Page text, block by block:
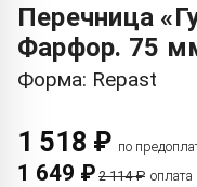
Перечница
Фарфор. 75
Форма: Repast
1 518 ₽ по
1 649 ₽ 2 114 ₽